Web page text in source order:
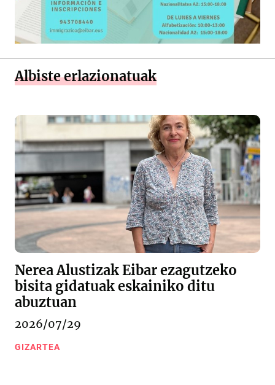
Albiste erlazionatuak
Nerea Alustizak Eibar ezagutzeko
bisita gidatuak eskainiko ditu
abuztuan
2026/07/29
GIZARTEA